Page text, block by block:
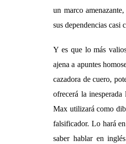
un marco
sus dependencias casi
Y es que lo más
ajena a apuntes
cazadora de cuero,
ofrecerá la
Max utilizará como
falsificador. Lo hará
saber hablar en